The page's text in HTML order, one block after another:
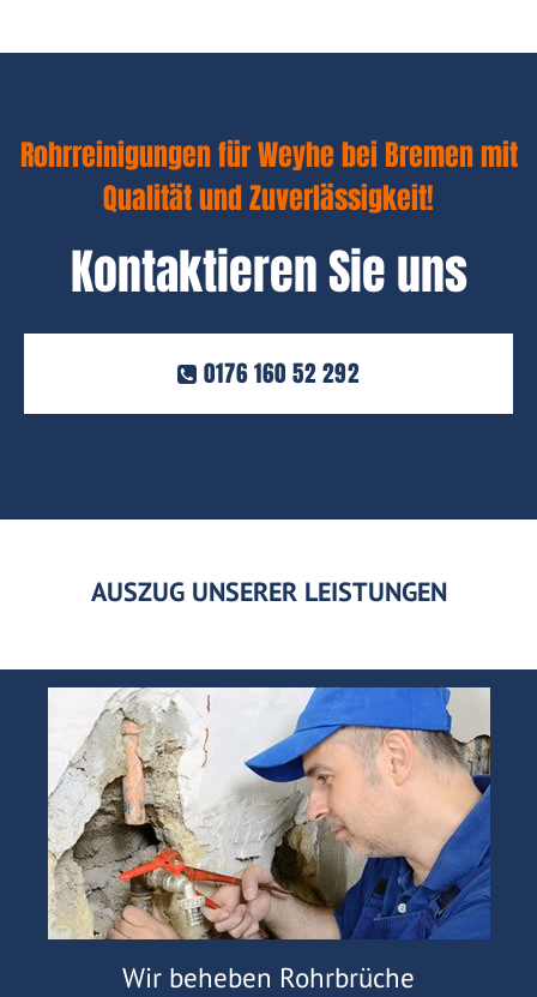
Rohrreinigungen für Weyhe bei Bremen mit
Qualität und Zuverlässigkeit!
Kontaktieren Sie uns
0176 160 52 292
AUSZUG UNSERER LEISTUNGEN
Wir beheben Rohrbrüche